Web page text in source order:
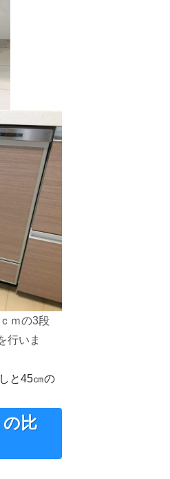
ｍの3段
行いま
と45㎝の
比